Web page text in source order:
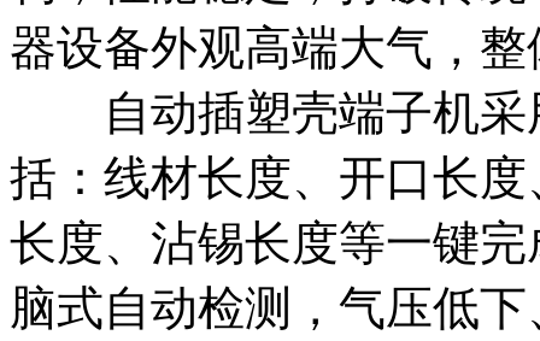
器设备外观高端大气，
自动插塑壳端子机采
括：线材长度、开口长
长度、沾锡长度等一键
脑式自动检测，气压低